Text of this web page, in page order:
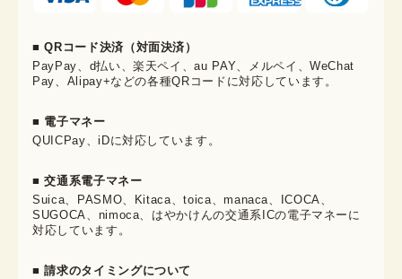
■ QRコード決済（対面決済）
PayPay、d払い、楽天ペイ、au PAY、メルペイ、WeChat
Pay、Alipay+などの各種QRコードに対応しています。
■ 電子マネー
QUICPay、iDに対応しています。
■ 交通系電子マネー
Suica、PASMO、Kitaca、toica、manaca、ICOCA、
SUGOCA、nimoca、はやかけんの交通系ICの電子マネーに
対応しています。
■ 請求のタイミングについて